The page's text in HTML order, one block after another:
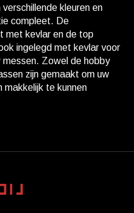
kleuren en
compleet. De
met kevlar en de top
ingelegd met kevlar voor
messen. Zowel de hobby
zijn gemaakt om uw
makkelijk te kunnen